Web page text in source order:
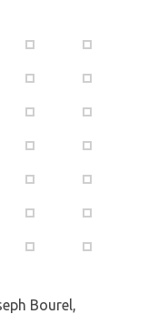
Bourel,